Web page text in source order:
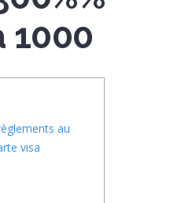
1000
au
visa